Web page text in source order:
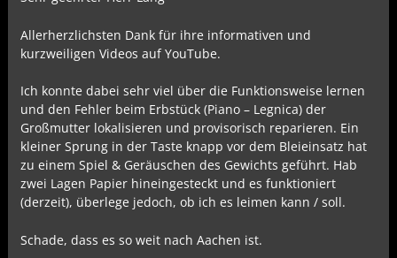
Allerherzlichsten Dank für ihre informativen und
kurzweiligen Videos auf YouTube.
Ich konnte dabei sehr viel über die Funktionsweise lernen
und den Fehler beim Erbstück (Piano – Legnica) der
Großmutter lokalisieren und provisorisch reparieren. Ein
kleiner Sprung in der Taste knapp vor dem Bleieinsatz hat
zu einem Spiel & Geräuschen des Gewichts geführt. Hab
zwei Lagen Papier hineingesteckt und es funktioniert
(derzeit), überlege jedoch, ob ich es leimen kann / soll.
Schade, dass es so weit nach Aachen ist.